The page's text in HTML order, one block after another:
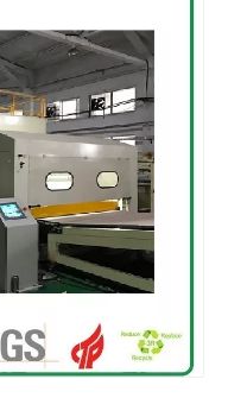
Máquina de papel automática completa infinita fácil do núcleo do favo de mel
Máquina de papel automática completa de alta velocidade do núcleo do favo de mel